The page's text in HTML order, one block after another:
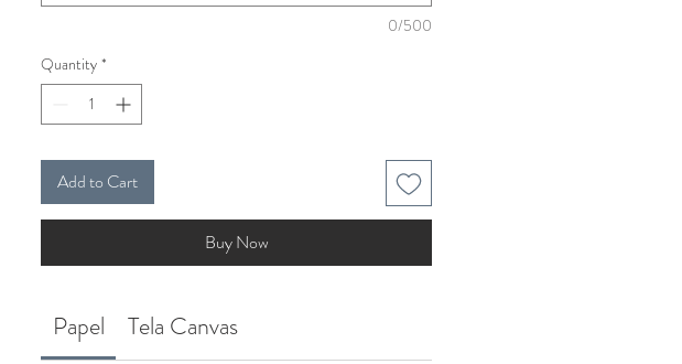
0/500
Quantity *
Add to Cart
Buy Now
Papel Tela Canvas